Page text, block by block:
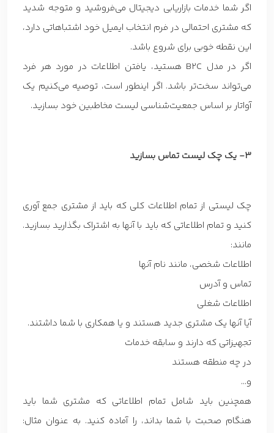
اگر شما خدمات بازاریابی دیجیتال می‌فروشید و متوجه شدید
که مشتری احتمالی در فرم انتخاب ایمیل خود اشتباهاتی‌ دارد،
این نقطه خوبی برای شروع باشد.
اگر در مدل B2C هستید، یافتن اطلاعات در مورد هر فرد
می‌تواند سخت‌تر باشد. اگر اینطور است، توصیه می‌کنیم یک
آواتار بر اساس جمعیت‌شناسی لیست مخاطبین خود بسازید.
3- یک چک لیست تماس بسازید
چک لیستی از تمام اطلاعات کلی که باید از مشتری جمع آوری
کنید و تمام اطلاعاتی که باید با آنها به اشتراک بگذارید بسازید.
مانند:
اطلاعات شخصی، مانند نام آنها
تماس و آدرس
اطلاعات شغلی
آیا آنها یک مشتری جدید هستند و یا همکاری با شما داشتند.
تجهیزاتی که دارند و سابقه خدمات
در چه منطقه هستند
و…
همچنین باید شامل تمام اطلاعاتی که مشتری شما باید
هنگام صحبت با شما بداند، را آماده کنید. به عنوان مثال: